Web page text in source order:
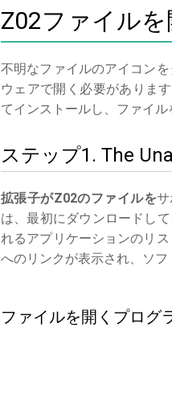
Z02ファイルを
不明なファイルのアイコン
ウェアで開く必要がありま
てインストールし、ファイル
ステップ1. The
拡張子がZ02のファイルをサ
は、最初にダウンロードし
れるアプリケーションのリ
へのリンクが表示され、ソフ
ファイルを開くプログ